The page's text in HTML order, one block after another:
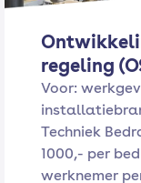
regeling
Voor:
Techniek
1000,- per
werknemer